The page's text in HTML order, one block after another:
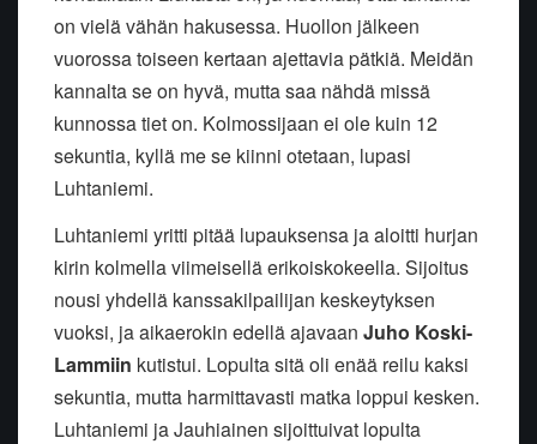
on vielä vähän hakusessa. Huollon jälkeen
vuorossa toiseen kertaan ajettavia pätkiä. Meidän
kannalta se on hyvä, mutta saa nähdä missä
kunnossa tiet on. Kolmossijaan ei ole kuin 12
sekuntia, kyllä me se kiinni otetaan, lupasi
Luhtaniemi.
Luhtaniemi yritti pitää lupauksensa ja aloitti hurjan
kirin kolmella viimeisellä erikoiskokeella. Sijoitus
nousi yhdellä kanssakilpailijan keskeytyksen
vuoksi, ja aikaerokin edellä ajavaan Juho Koski-
Lammiin kutistui. Lopulta sitä oli enää reilu kaksi
sekuntia, mutta harmittavasti matka loppui kesken.
Luhtaniemi ja Jauhiainen sijoittuivat lopulta